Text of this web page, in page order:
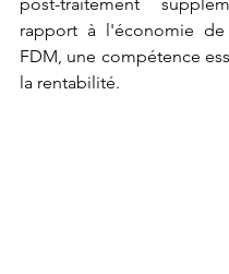
rapport à l'économie de
FDM, une compétence
la rentabilité.